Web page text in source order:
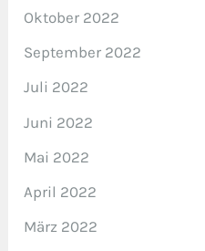
Oktober 2022
September 2022
Juli 2022
Juni 2022
Mai 2022
April 2022
März 2022